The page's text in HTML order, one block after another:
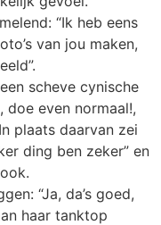
“Ik heb eens
van jou maken,
scheve cynische
doe even normaal!,
plaats daarvan zei
ding ben zeker” en
“Ja, da’s goed,
haar tanktop